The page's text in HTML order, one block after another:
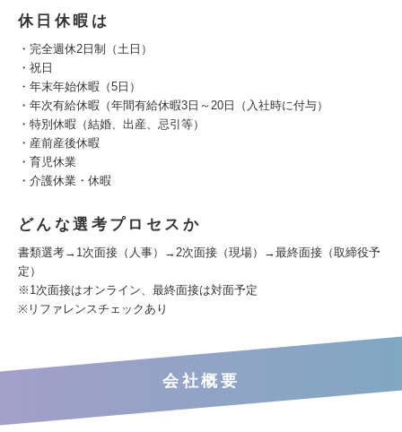
休日休暇は
・完全週休2日制（土日）
・祝日
・年末年始休暇（5日）
・年次有給休暇（年間有給休暇3日～20日（入社時に付与）
・特別休暇（結婚、出産、忌引等）
・産前産後休暇
・育児休業
・介護休業・休暇
どんな選考プロセスか
書類選考→1次面接（人事）→2次面接（現場）→最終面接（取締役予
定）
※1次面接はオンライン、最終面接は対面予定
※リファレンスチェックあり
会社概要